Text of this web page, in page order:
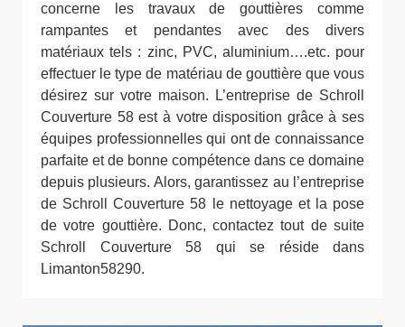
concerne les travaux de gouttières comme
rampantes et pendantes avec des divers
matériaux tels : zinc, PVC, aluminium….etc. pour
effectuer le type de matériau de gouttière que vous
désirez sur votre maison. L’entreprise de Schroll
Couverture 58 est à votre disposition grâce à ses
équipes professionnelles qui ont de connaissance
parfaite et de bonne compétence dans ce domaine
depuis plusieurs. Alors, garantissez au l’entreprise
de Schroll Couverture 58 le nettoyage et la pose
de votre gouttière. Donc, contactez tout de suite
Schroll Couverture 58 qui se réside dans
Limanton58290.